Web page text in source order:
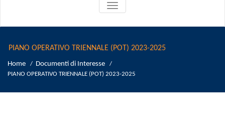
ATTIVA/DISATTIVA
MENU
PIANO OPERATIVO TRIENNALE (POT) 2023-2025
Home / Documenti di Interesse /
PIANO OPERATIVO TRIENNALE (POT) 2023-2025